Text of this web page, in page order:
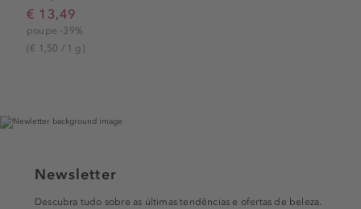
€ 13,49
poupe -39%
(€ 1,50 / 1 g)
Newsletter
Descubra tudo sobre as últimas tendências e ofertas de beleza.